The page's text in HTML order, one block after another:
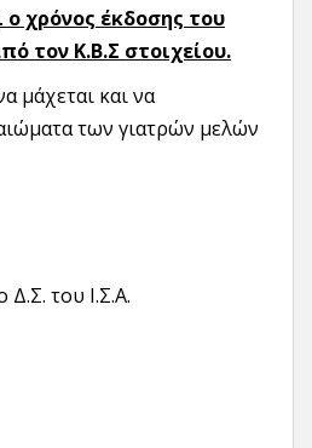
ο χρόνος έκδοσης του
τον Κ.Β.Σ στοιχείου.
μάχεται και να
των γιατρών μελών
Δ.Σ. του Ι.Σ.Α.